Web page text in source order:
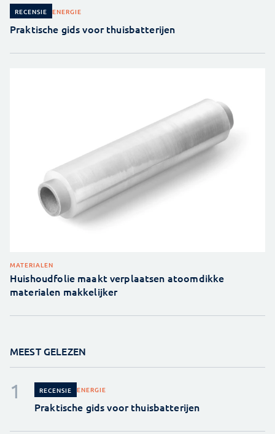
RECENSIE ENERGIE
Praktische gids voor thuisbatterijen
MATERIALEN
Huishoudfolie maakt verplaatsen atoomdikke
materialen makkelijker
MEEST GELEZEN
RECENSIE ENERGIE
Praktische gids voor thuisbatterijen